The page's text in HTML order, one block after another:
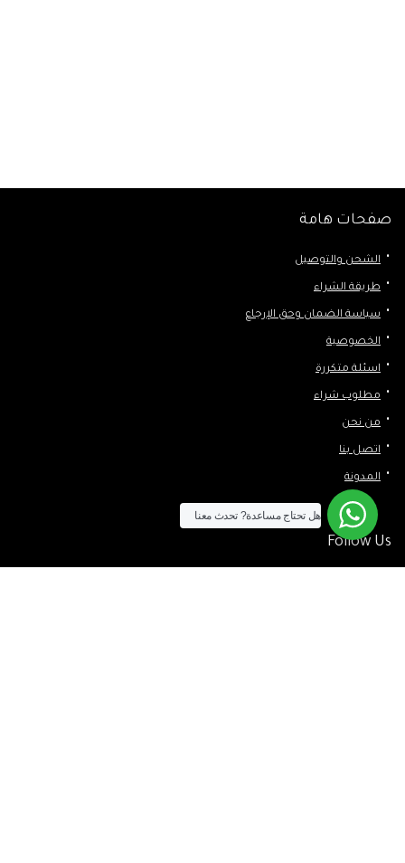
صفحات هامة
الشحن والتوصيل
طريقة الشراء
سياسة الضمان وحق الإرجاع
الخصوصية
اسئلة متكررة
مطلوب شراء
من نحن
اتصل بنا
المدونة
Follow Us
هل تحتاج مساعدة? تحدث معنا